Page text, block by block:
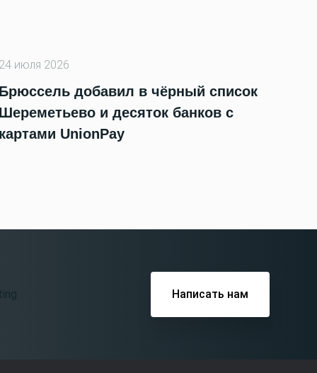
июля 2026
добавил в чёрный список
и десяток банков с
UnionPay
Написать нам